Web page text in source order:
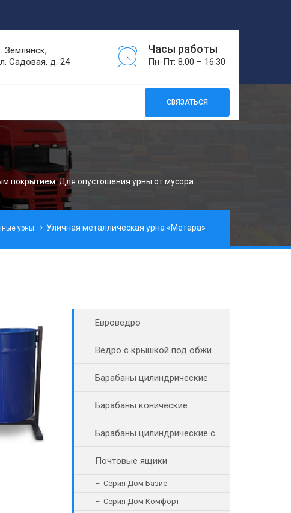
Землянск,
Садовая, д. 24
Часы работы
Пн-Пт: 8.00 – 16.30
СВЯЗАТЬСЯ
покрытием. Для опустошения урны от мусора
урны Уличная металлическая урна «Метара»
Евроведро
Ведро с крышкой под обжимное кольцо
Барабаны цилиндрические
Барабаны конические
Барабаны цилиндрические с винтовыми пробками
Почтовые ящики
Серия Дом Базис
Серия Дом Комфорт